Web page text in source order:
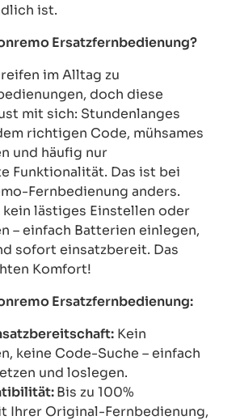
ist.
Ersatzfernbedienung?
im Alltag zu
doch diese
mit sich: Stundenlanges
richtigen Code, mühsames
und häufig nur
Funktionalität. Das ist bei
Fernbedienung anders.
lästiges Einstellen oder
– einfach Batterien einlegen,
sofort einsatzbereit. Das
Komfort!
Ersatzfernbedienung:
Kein
keine Code-Suche – einfach
und loslegen.
Bis zu 100%
Ihrer Original-Fernbedienung,